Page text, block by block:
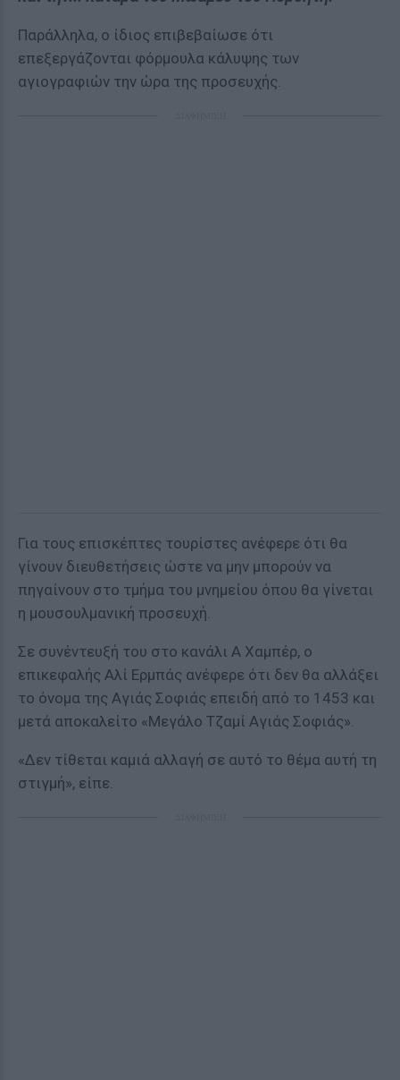
Παράλληλα, ο ίδιος επιβεβαίωσε ότι
επεξεργάζονται φόρμουλα κάλυψης των
αγιογραφιών την ώρα της προσευχής.
Για τους επισκέπτες τουρίστες ανέφερε ότι θα
γίνουν διευθετήσεις ώστε να μην μπορούν να
πηγαίνουν στο τμήμα του μνημείου όπου θα γίνεται
η μουσουλμανική προσευχή.
Σε συνέντευξή του στο κανάλι Α Χαμπέρ, ο
επικεφαλής Αλί Ερμπάς ανέφερε ότι δεν θα αλλάξει
το όνομα της Αγιάς Σοφιάς επειδή από το 1453 και
μετά αποκαλείτο «Μεγάλο Τζαμί Αγιάς Σοφιάς».
«Δεν τίθεται καμιά αλλαγή σε αυτό το θέμα αυτή τη
στιγμή», είπε.